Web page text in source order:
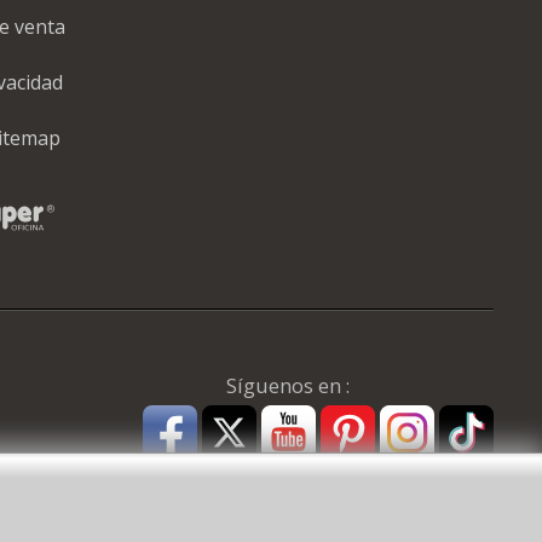
venta
Síguenos en :